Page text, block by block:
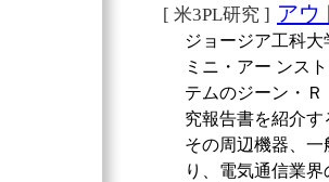
[ 米3PL研究 ] アウ
ジョージア工科
ミニ・アー ンス
テムのジーン・
究報告書を紹介
その周辺機器、
り、電気通信業